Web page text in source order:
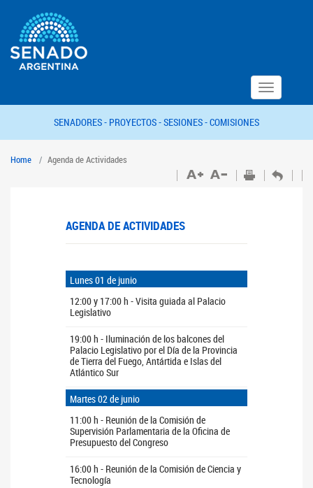
Toggle
navigation
SENADORES - PROYECTOS -SESIONES -COMISIONES
Home Agenda de Actividades
AGENDA DE ACTIVIDADES
Lunes 01 de junio
12:00 y 17:00 h - Visita guiada al Palacio
Legislativo
19:00 h - Iluminación de los balcones del
Palacio Legislativo por el Día de la Provincia
de Tierra del Fuego, Antártida e Islas del
Atlántico Sur
Martes 02 de junio
11:00 h - Reunión de la Comisión de
Supervisión Parlamentaria de la Oficina de
Presupuesto del Congreso
16:00 h - Reunión de la Comisión de Ciencia y
Tecnología